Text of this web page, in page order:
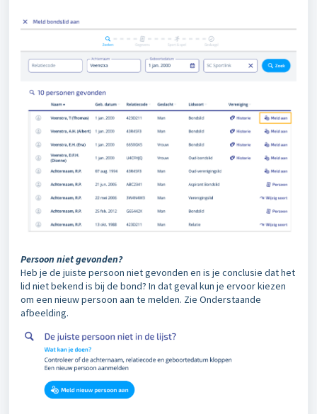
Persoon niet gevonden?
Heb je de juiste persoon niet gevonden en is je conclusie dat het
lid niet bekend is bij de bond? In dat geval kun je ervoor kiezen
om een nieuw persoon aan te melden. Zie Onderstaande
afbeelding.